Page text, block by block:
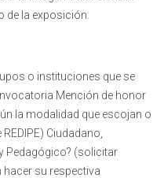
de la exposición.
o instituciones que se
Mención de honor
la modalidad que escojan o
Ciudadano,
Pedagógico? (solicitar
su respectiva